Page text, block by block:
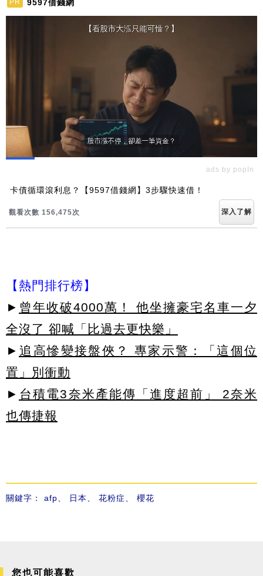
PR 9597借錢網
ads by popIn
卡債循環滾利息？【9597借錢網】3步驟快速借！
觀看次數 156,475次 深入了解
【熱門排行榜】
► 曾年收破4000萬！ 他坐擁豪宅名車一夕
全沒了 卻喊「比過去更快樂」
► 追高慘變接盤俠？ 專家示警：「這個位
置」別衝動
► 台積電3奈米產能傳「進度超前」 2奈米
也傳捷報
關鍵字： afp 日本 花粉症 櫻花
您也可能喜歡